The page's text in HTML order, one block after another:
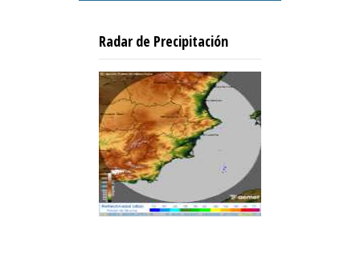
Radar de Precipitación